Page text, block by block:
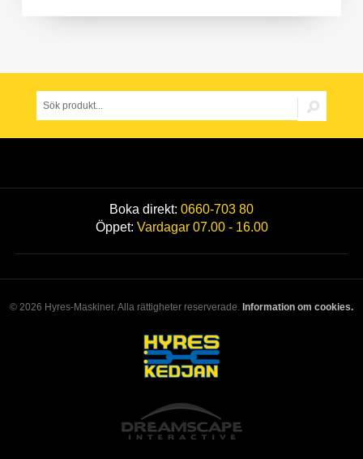
Boka direkt: 0660-703 80
Öppet: Vardagar 07.00 - 16.00
© 2026 Hyres-Maskiner. Alla rättigheter reserverade. Information om cookies.